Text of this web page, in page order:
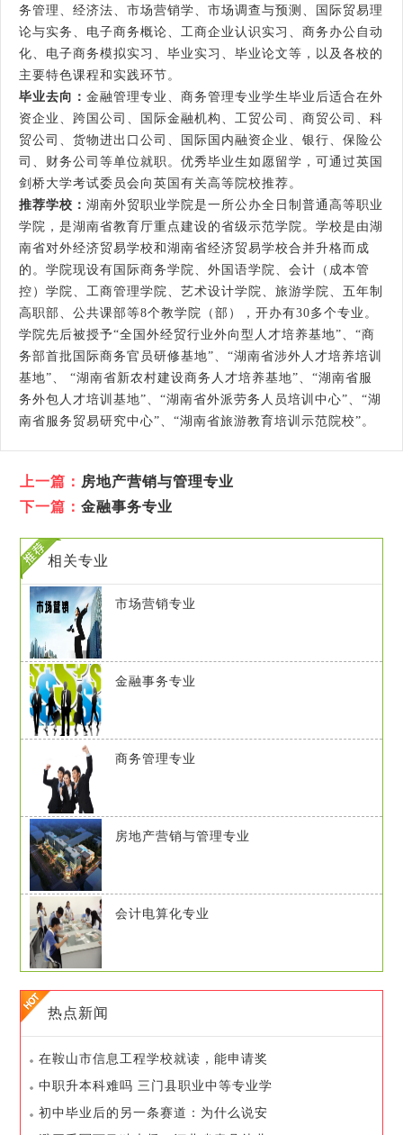
务管理、经济法、市场营销学、市场调查与预测、国际贸易理
论与实务、电子商务概论、工商企业认识实习、商务办公自动
化、电子商务模拟实习、毕业实习、毕业论文等，以及各校的
主要特色课程和实践环节。
毕业去向： 金融管理专业、商务管理专业学生毕业后适合在外
资企业、跨国公司、国际金融机构、工贸公司、商贸公司、科
贸公司、货物进出口公司、国际国内融资企业、银行、保险公
司、财务公司等单位就职。优秀毕业生如愿留学，可通过英国
剑桥大学考试委员会向英国有关高等院校推荐。
推荐学校： 湖南外贸职业学院是一所公办全日制普通高等职业
学院，是湖南省教育厅重点建设的省级示范学院。学校是由湖
南省对外经济贸易学校和湖南省经济贸易学校合并升格而成
的。学院现设有国际商务学院、外国语学院、会计（成本管
控）学院、工商管理学院、艺术设计学院、旅游学院、五年制
高职部、公共课部等8个教学院（部），开办有30多个专业。
学院先后被授予“全国外经贸行业外向型人才培养基地”、“商
务部首批国际商务官员研修基地”、“湖南省涉外人才培养培训
基地”、 “湖南省新农村建设商务人才培养基地”、“湖南省服
务外包人才培训基地”、“湖南省外派劳务人员培训中心”、“湖
南省服务贸易研究中心”、“湖南省旅游教育培训示范院校”。
上一篇： 房地产营销与管理专业
下一篇：金融事务专业
相关专业
市场营销专业
金融事务专业
商务管理专业
房地产营销与管理专业
会计电算化专业
热点新闻
在鞍山市信息工程学校就读，能申请奖
学金吗
中职升本科难吗 三门县职业中等专业学
校的升学率如何
初中毕业后的另一条赛道：为什么说安